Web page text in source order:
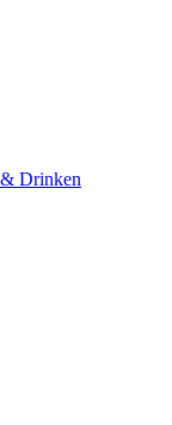
Drinken